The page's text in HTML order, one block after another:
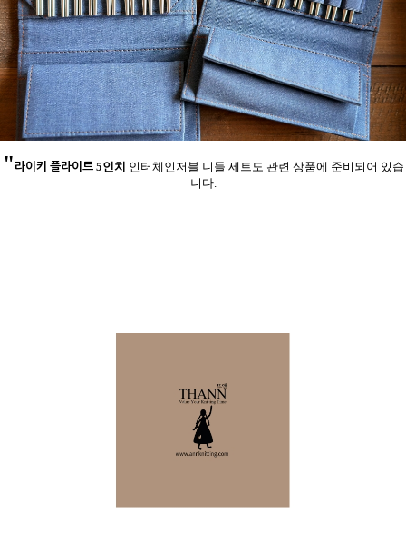
"라이키 플라이트 5인치 인터체인저블 니들 세트도 관련 상품에 준비되어 있습
니다.